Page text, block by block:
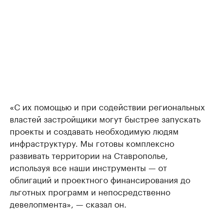
«С их помощью и при содействии региональных
властей застройщики могут быстрее запускать
проекты и создавать необходимую людям
инфраструктуру. Мы готовы комплексно
развивать территории на Ставрополье,
используя все наши инструменты — от
облигаций и проектного финансирования до
льготных программ и непосредственно
девелопмента», — сказал он.